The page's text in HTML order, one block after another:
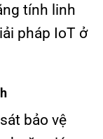
tính linh
pháp IoT ở
bảo vệ